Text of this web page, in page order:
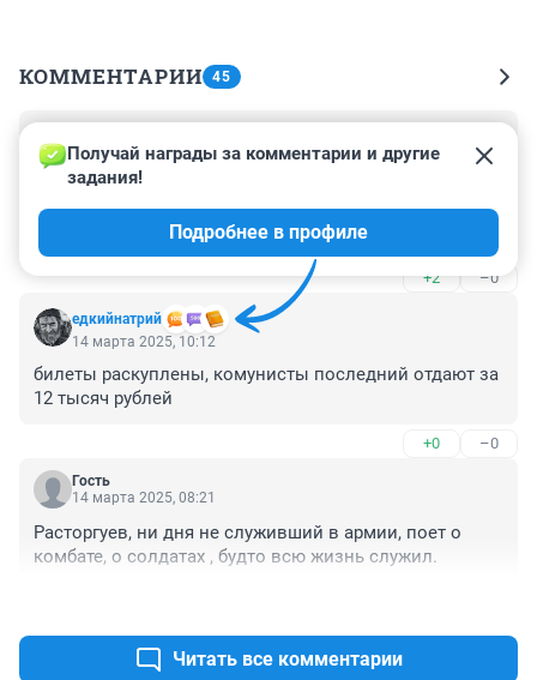
КОММЕНТАРИИ 45
14 марта 2025, 11:26
Тюменские власти все никак не петрят,
что городу нужен зал по более чем филармония и
"Нефтяник" для некоторых выступлений !!!!
+2 –0
едкийнатрий
Получай награды за комментарии и другие
задания!
Подробнее в профиле
14 марта 2025, 10:12
билеты раскуплены, комунисты последний отдают за
12 тысяч рублей
+0 –0
Гость
14 марта 2025, 08:21
Расторгуев, ни дня не служивший в армии, поет о
комбате, о солдатах , будто всю жизнь служил.
Читать все комментарии